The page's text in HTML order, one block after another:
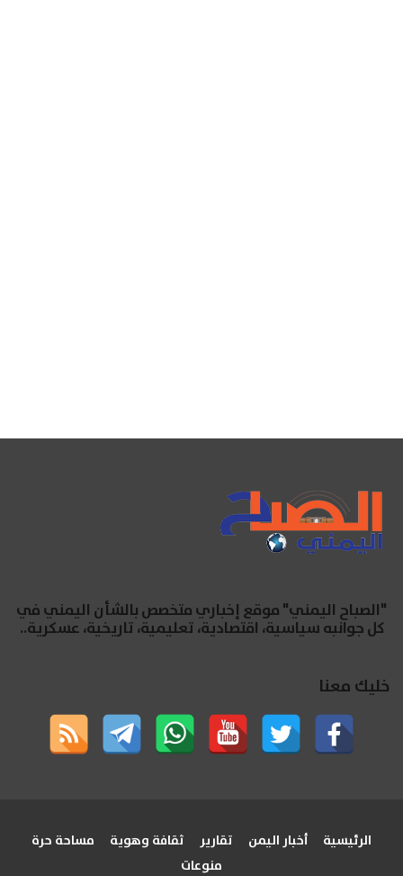
"الصباح اليمني" موقع إخباري متخصص بالشأن اليمني في
كل جوانبه سياسية، اقتصادية، تعليمية، تاريخية، عسكرية..
خليك معنا
الرئيسية أخبار اليمن تقارير ثقافة وهوية
مساحة حرة
منوعات